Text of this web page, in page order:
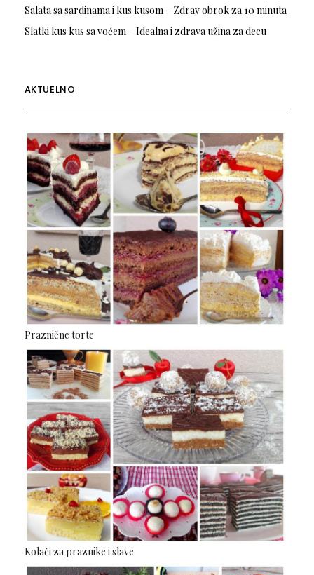
Salata sa sardinama i kus kusom – Zdrav obrok za 10 minuta
Slatki kus kus sa voćem – Idealna i zdrava užina za decu
AKTUELNO
Praznične torte
Kolači za praznike i slave